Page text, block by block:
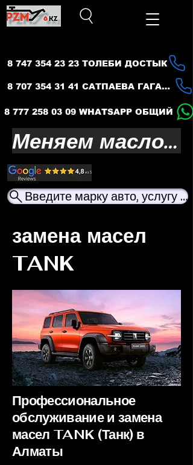
8 747 354 23 23 ТОЛЕБИ ДОСТЫК
8 707 354 31 41 САТПАЕВА ГАГАРИНА
8 777 258 03 09 WHATSAPP ОБЩИЙ
Введите марку авто, услугу
Меняем масло — продлеваем жизнь вашего авто
замена масел
TANK
Профессиональное
обслуживание и замена
масел TANK (Танк) в
Алматы